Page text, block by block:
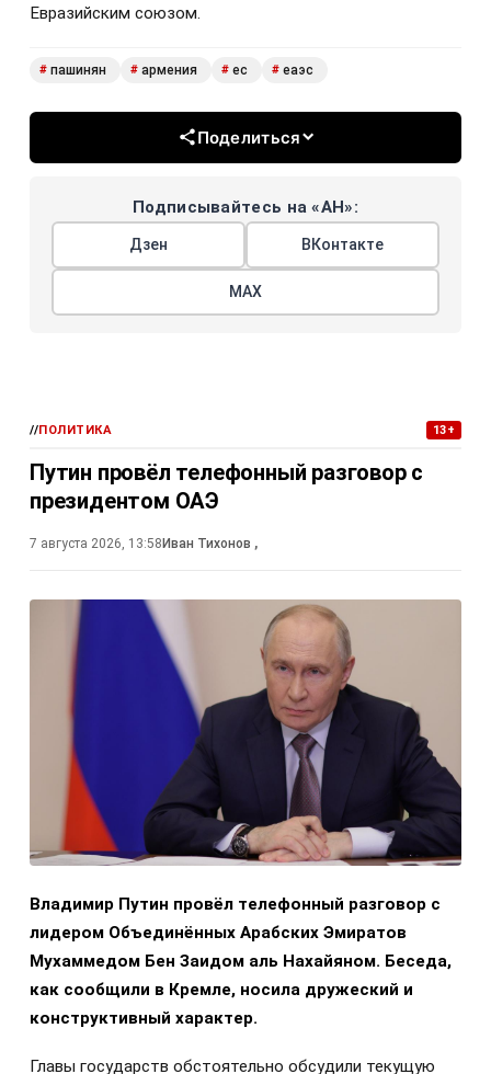
Евразийским союзом.
# пашинян # армения # ес # еаэс
Поделиться
Подписывайтесь на «АН»:
Дзен ВКонтакте
МАХ
//ПОЛИТИКА 13+
Путин провёл телефонный разговор с
президентом ОАЭ
7 августа 2026, 13:58Иван Тихонов ,
Владимир Путин провёл телефонный разговор с
лидером Объединённых Арабских Эмиратов
Мухаммедом Бен Заидом аль Нахайяном. Беседа,
как сообщили в Кремле, носила дружеский и
конструктивный характер.
Главы государств обстоятельно обсудили текущую